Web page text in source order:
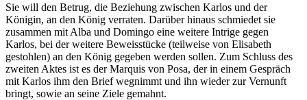
Sie will den Betrug, die Beziehung zwischen Karlos und der
Königin, an den König verraten. Darüber hinaus schmiedet sie
zusammen mit Alba und Domingo eine weitere Intrige gegen
Karlos, bei der weitere Beweisstücke (teilweise von Elisabeth
gestohlen) an den König gegeben werden sollen. Zum Schluss des
zweiten Aktes ist es der Marquis von Posa, der in einem Gespräch
mit Karlos ihm den Brief wegnimmt und ihn wieder zur Vernunft
bringt, sowie an seine Ziele gemahnt.